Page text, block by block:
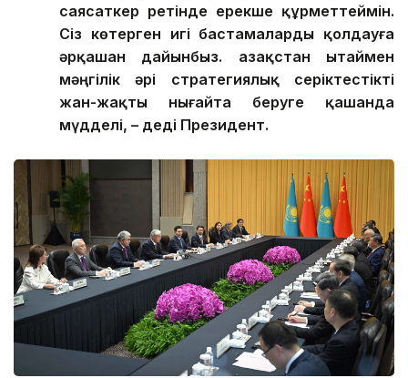
саясаткер ретінде ерекше құрметтеймін.
Сіз көтерген игі бастамаларды қолдауға
әрқашан дайынбыз. Қазақстан Қытаймен
мәңгілік әрі стратегиялық серіктестікті
жан-жақты нығайта беруге қашанда
мүдделі, – деді Президент.